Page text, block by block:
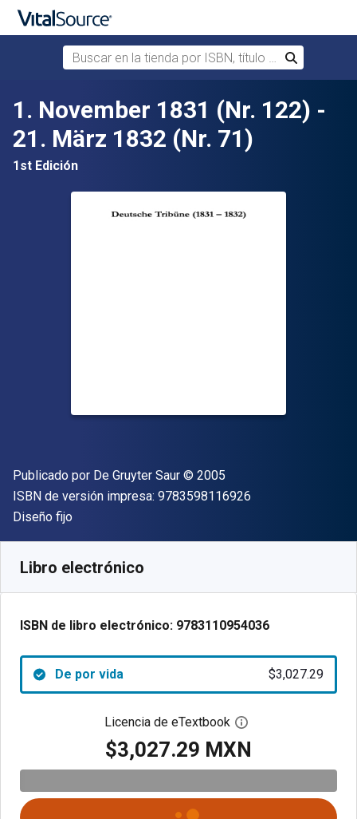
Saltar al contenido principal
Buscar en la tienda por ISBN, título o autor
Buscar
1. November 1831 (Nr. 122) -
21. März 1832 (Nr. 71)
1st Edición
Editor
Publicado por De Gruyter Saur Copyright
© 2005
ISBN de versión impresa: 9783598116926
Formato
Diseño fijo
Libro electrónico
ISBN de libro electrónico: 9783110954036
De por vida $3,027.29
Licencia de eTextbook Abre el cuadro de
$3,027.29 MXN